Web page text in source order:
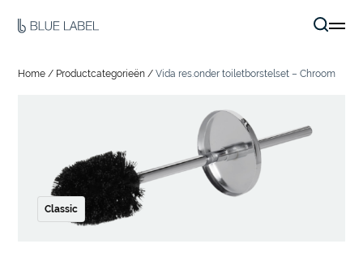
Home / Productcategorieën /Vida res.onder toiletborstelset – Chroom
Classic